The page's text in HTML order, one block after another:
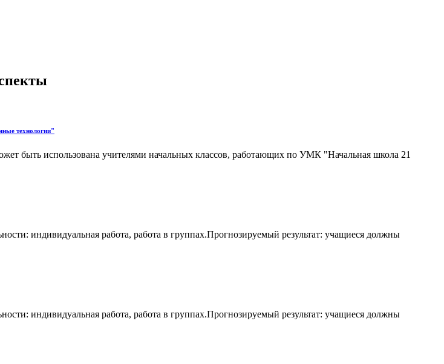
технологии"
быть использована учителями начальных классов, работающих по УМК "Начальная школа 21
индивидуальная работа, работа в группах.Прогнозируемый результат: учащиеся должны
индивидуальная работа, работа в группах.Прогнозируемый результат: учащиеся должны